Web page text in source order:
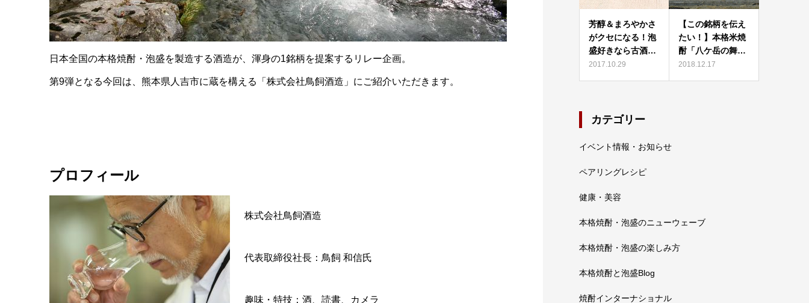
日本全国の本格焼酎・泡盛を製造する酒造が、渾身の1銘柄を提案するリレー企画。
第9弾となる今回は、熊本県人吉市に蔵を構える「株式会社鳥飼酒造」にご紹介いただきます。
プロフィール
株式会社鳥飼酒造
代表取締役社長：鳥飼 和信氏
趣味・特技：酒、読書、カメラ
芳醇＆まろやかさ
がクセになる！泡
盛好きなら古酒…
2017.10.29
【この銘柄を伝え
たい！】本格米焼
酎「八ケ岳の舞…
2018.12.17
カテゴリー
イベント情報・お知らせ
ペアリングレシピ
健康・美容
本格焼酎・泡盛のニューウェーブ
本格焼酎・泡盛の楽しみ方
本格焼酎と泡盛Blog
焼酎インターナショナル